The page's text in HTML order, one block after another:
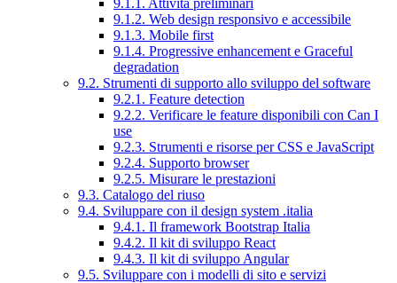
9.1.2. Web design responsivo e accessibile
9.1.3. Mobile first
9.1.4. Progressive enhancement e Graceful
degradation
9.2. Strumenti di supporto allo sviluppo del software
9.2.1. Feature detection
9.2.2. Verificare le feature disponibili con Can I
use
9.2.3. Strumenti e risorse per CSS e JavaScript
9.2.4. Supporto browser
9.2.5. Misurare le prestazioni
9.3. Catalogo del riuso
9.4. Sviluppare con il design system .italia
9.4.1. Il framework Bootstrap Italia
9.4.2. Il kit di sviluppo React
9.4.3. Il kit di sviluppo Angular
9.5. Sviluppare con i modelli di sito e servizi